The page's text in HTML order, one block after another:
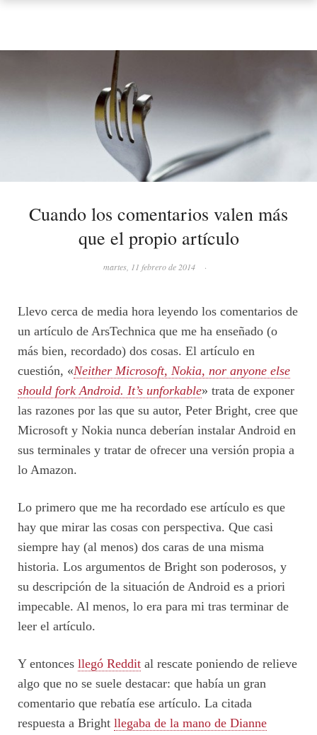
Cuando los comentarios valen más
que el propio artículo
martes, 11 febrero de 2014 ·
Llevo cerca de media hora leyendo los comentarios de
un artículo de ArsTechnica que me ha enseñado (o
más bien, recordado) dos cosas. El artículo en
cuestión, «Neither Microsoft, Nokia, nor anyone else
should fork Android. It’s unforkable» trata de exponer
las razones por las que su autor, Peter Bright, cree que
Microsoft y Nokia nunca deberían instalar Android en
sus terminales y tratar de ofrecer una versión propia a
lo Amazon.
Lo primero que me ha recordado ese artículo es que
hay que mirar las cosas con perspectiva. Que casi
siempre hay (al menos) dos caras de una misma
historia. Los argumentos de Bright son poderosos, y
su descripción de la situación de Android es a priori
impecable. Al menos, lo era para mi tras terminar de
leer el artículo.
Y entonces llegó Reddit al rescate poniendo de relieve
algo que no se suele destacar: que había un gran
comentario que rebatía ese artículo. La citada
respuesta a Bright llegaba de la mano de Dianne